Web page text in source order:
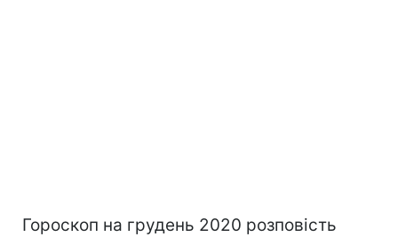
Гороскоп на грудень 2020 розповість